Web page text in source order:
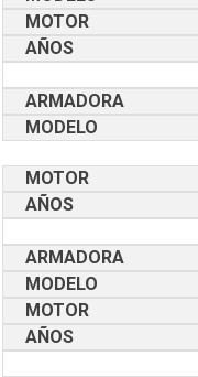
MOTOR
AÑOS
ARMADORA
MODELO
MOTOR
AÑOS
ARMADORA
MODELO
MOTOR
AÑOS